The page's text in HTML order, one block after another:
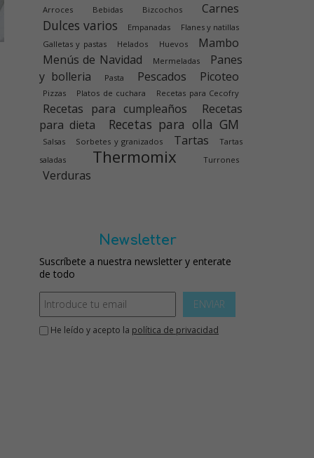
Arroces Bebidas Bizcochos Carnes
Dulces varios Empanadas
Flanes y natillas
Galletas y pastas
Helados Huevos
Mambo
Menús de Navidad
Mermeladas
Panes
y bolleria
Pasta Pescados Picoteo
Pizzas Platos de cuchara Recetas para Cecofry
Recetas para cumpleaños
Recetas
para dieta
Recetas para olla GM
Salsas Sorbetes y granizados Tartas
Tartas
saladas
Thermomix Turrones
Verduras
Newsletter
Suscríbete a nuestra newsletter y enterate
de todo
ENVIAR
He leído y acepto la política de privacidad